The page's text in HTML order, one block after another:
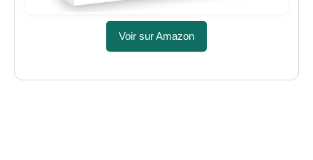
Voir sur Amazon